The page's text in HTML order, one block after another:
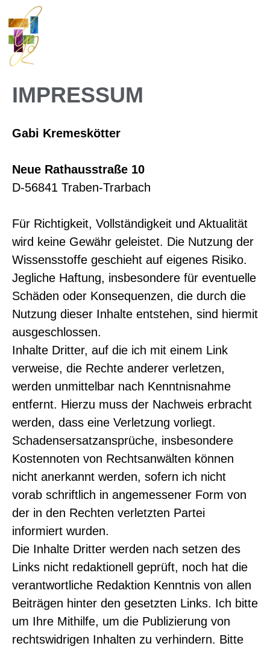
IMPRESSUM
Gabi Kremeskötter
Neue Rathausstraße 10
D-56841 Traben-Trarbach
Für Richtigkeit, Vollständigkeit und Aktualität
wird keine Gewähr geleistet. Die Nutzung der
Wissensstoffe geschieht auf eigenes Risiko.
Jegliche Haftung, insbesondere für eventuelle
Schäden oder Konsequenzen, die durch die
Nutzung dieser Inhalte entstehen, sind hiermit
ausgeschlossen.
Inhalte Dritter, auf die ich mit einem Link
verweise, die Rechte anderer verletzen,
werden unmittelbar nach Kenntnisnahme
entfernt. Hierzu muss der Nachweis erbracht
werden, dass eine Verletzung vorliegt.
Schadensersatzansprüche, insbesondere
Kostennoten von Rechtsanwälten können
nicht anerkannt werden, sofern ich nicht
vorab schriftlich in angemessener Form von
der in den Rechten verletzten Partei
informiert wurden.
Die Inhalte Dritter werden nach setzen des
Links nicht redaktionell geprüft, noch hat die
verantwortliche Redaktion Kenntnis von allen
Beiträgen hinter den gesetzten Links. Ich bitte
um Ihre Mithilfe, um die Publizierung von
rechtswidrigen Inhalten zu verhindern. Bitte